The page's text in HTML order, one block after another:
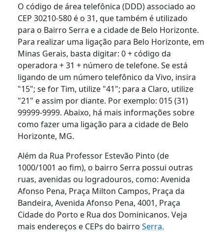
O código de área telefônica (DDD) associado ao
CEP 30210-580 é o 31, que também é utilizado
para o Bairro Serra e a cidade de Belo Horizonte.
Para realizar uma ligação para Belo Horizonte, em
Minas Gerais, basta digitar: 0 + código da
operadora + 31 + número de telefone. Se está
ligando de um número telefônico da Vivo, insira
"15"; se for Tim, utilize "41"; para a Claro, utilize
"21" e assim por diante. Por exemplo: 015 (31)
99999-9999. Abaixo, há mais informações sobre
como fazer uma ligação para a cidade de Belo
Horizonte, MG.
Além da Rua Professor Estevão Pinto (de
1000/1001 ao fim), o bairro Serra possui outras
ruas, avenidas ou logradouros, como: Avenida
Afonso Pena, Praça Milton Campos, Praça da
Bandeira, Avenida Afonso Pena, 4001, Praça
Cidade do Porto e Rua dos Dominicanos. Veja
mais endereços e CEPs do bairro Serra.